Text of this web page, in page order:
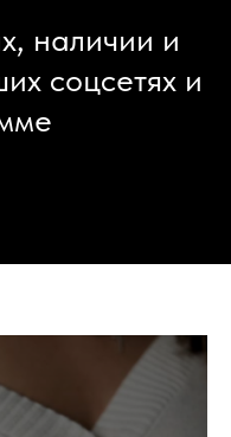
наличии и
соцсетях и